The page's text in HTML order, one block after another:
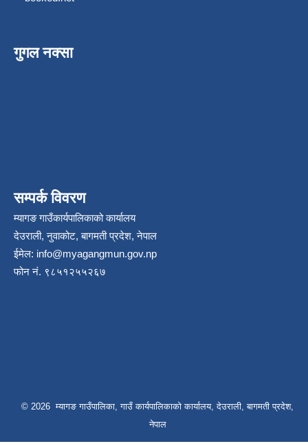
गुगल नक्सा
सम्पर्क विवरण
म्यागङ गाउँकार्यपालिकाको कार्यालय
देउराली, नुवाकोट, बागमती प्रदेश, नेपाल
ईमेल: info@myagangmun.gov.np
फोन नं. ९८५१२५५२६७
© 2026 म्यागङ गाउँपालिका, गाउँ कार्यपालिकाको कार्यालय, देउराली, बागमती प्रदेश,
नेपाल